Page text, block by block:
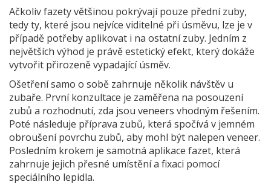
Ačkoliv fazety většinou pokrývají pouze přední zuby,
tedy ty, které jsou nejvíce viditelné při úsměvu, lze je v
případě potřeby aplikovat i na ostatní zuby. Jedním z
největších výhod je právě estetický efekt, který dokáže
vytvořit přirozeně vypadající úsměv.
Ošetření samo o sobě zahrnuje několik návštěv u
zubaře. První konzultace je zaměřena na posouzení
zubů a rozhodnutí, zda jsou veneers vhodným řešením.
Poté následuje příprava zubů, která spočívá v jemném
obroušení povrchu zubů, aby mohl být nalepen veneer.
Posledním krokem je samotná aplikace fazet, která
zahrnuje jejich přesné umístění a fixaci pomocí
speciálního lepidla.